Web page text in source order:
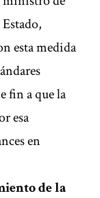
esta medida
fin a que la
esa
en
de la